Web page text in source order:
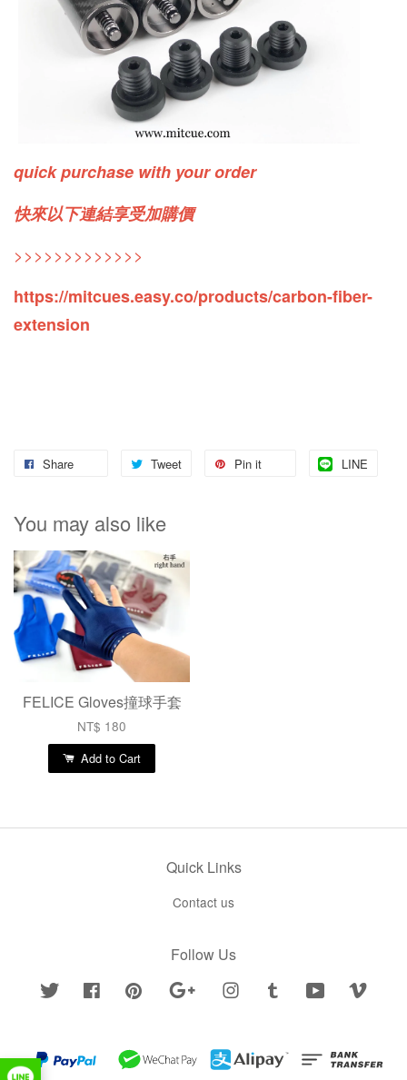
quick purchase with your order
快來以下連結享受加購價
>>>>>>>>>>>>>
https://mitcues.easy.co/products/carbon-fiber-
extension
Share Tweet Pin it LINE
You may also like
FELICE Gloves撞球手套
NT$ 180
Add to Cart
Quick Links
Contact us
Follow Us
Twitter Facebook Pinterest Google Instagram Tumblr YouTube